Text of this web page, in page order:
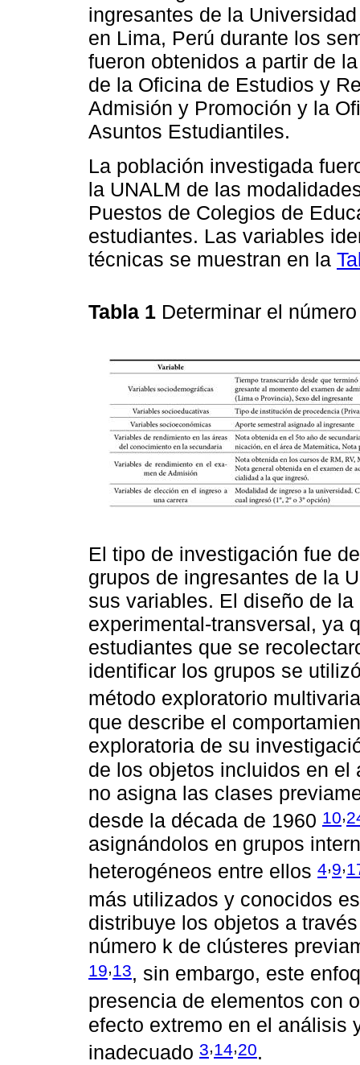
ingresantes de la
en Lima, Perú durante los
fueron obtenidos a partir de
de la Oficina de Estudios y
Admisión y Promoción y la
Asuntos Estudiantiles.
La población investigada
la UNALM de las
Puestos de Colegios de
estudiantes. Las variables
técnicas se muestran en la
Tabla 1 Determinar el
El tipo de investigación fue
grupos de ingresantes de la
sus variables. El diseño de
experimental-transversal, ya
estudiantes que se
identificar los grupos se
método exploratorio
que describe el
exploratoria de su
de los objetos incluidos en
no asigna las clases
desde la década de 1960 10,
asignándolos en grupos
heterogéneos entre ellos 4,9,
más utilizados y conocidos
distribuye los objetos a
número k de clústeres
19,13, sin embargo, este
presencia de elementos con
efecto extremo en el análisis
inadecuado 3,14,20.